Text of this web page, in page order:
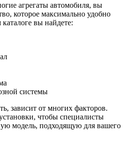
агрегаты автомобиля, вы
которое максимально удобно
вы найдете:
системы
зависит от многих факторов.
чтобы специалисты
модель, подходящую для вашего